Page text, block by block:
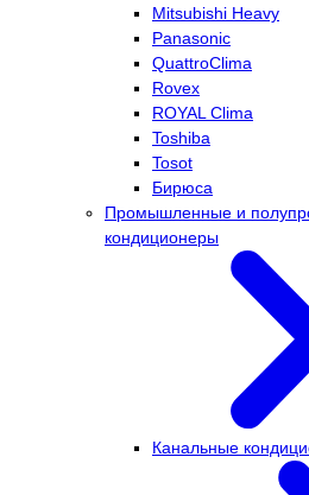
Mitsubishi Heavy
Panasonic
QuattroClima
Rovex
ROYAL Clima
Toshiba
Tosot
Бирюса
Промышленные и
кондиционеры
Канальные